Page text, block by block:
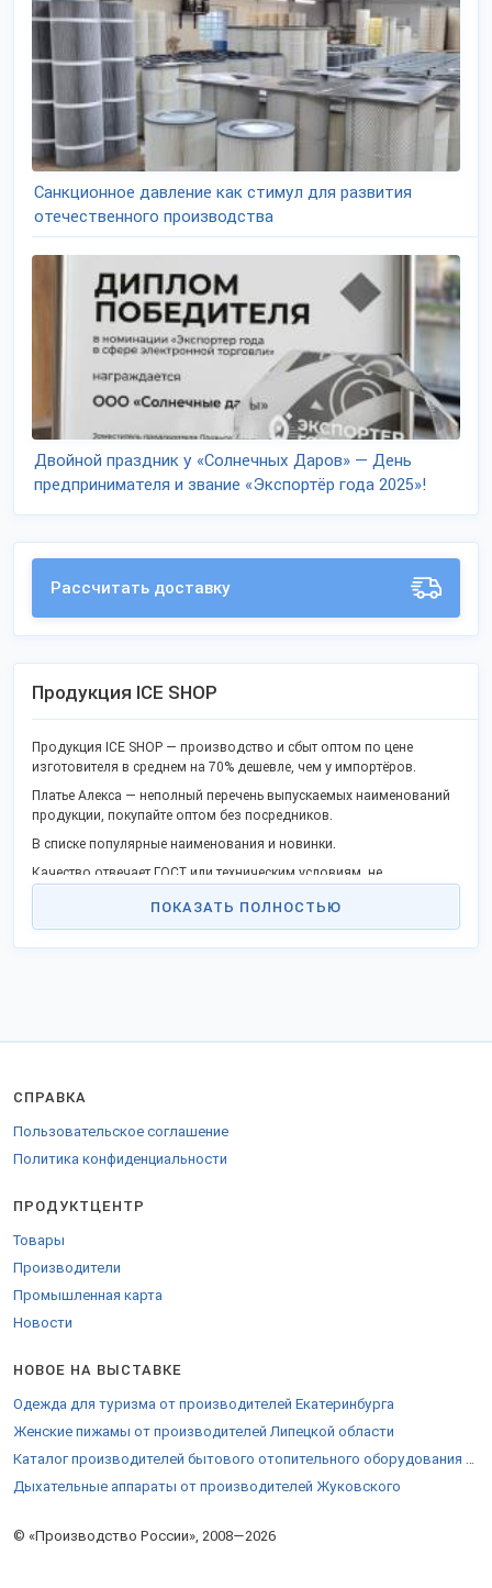
Санкционное давление как стимул для развития
отечественного производства
Двойной праздник у «Солнечных Даров» — День
предпринимателя и звание «Экспортёр года 2025»!
Рассчитать доставку
Продукция ICE SHOP
Продукция ICE SHOP — производство и сбыт оптом по цене
изготовителя в среднем на 70% дешевле, чем у импортёров.
Платье Алекса — неполный перечень выпускаемых наименований
продукции, покупайте оптом без посредников.
В списке популярные наименования и новинки.
Качество отвечает ГОСТ или техническим условиям, не
Закажите продукцию на
ПОКАЗАТЬ ПОЛНОСТЬЮ
© «Производство России», 2008—2026
СПРАВКА
Пользовательское соглашение
Политика конфиденциальности
ПРОДУКТЦЕНТР
Товары
Производители
Промышленная карта
Новости
НОВОЕ НА ВЫСТАВКЕ
Одежда для туризма от производителей Екатеринбурга
Женские пижамы от производителей Липецкой области
Каталог производителей бытового отопительного оборудования Мурома
Дыхательные аппараты от производителей Жуковского